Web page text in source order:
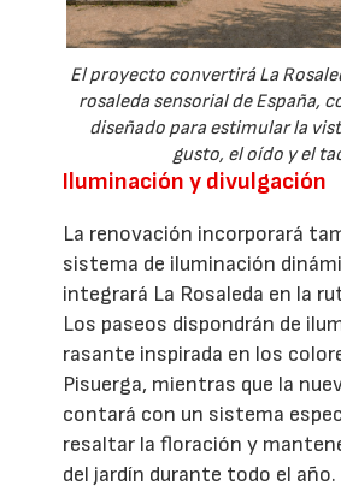
El proyecto convertirá La
rosaleda sensorial de España,
diseñado para estimular la
gusto, el oído y el
Iluminación y divulgación
La renovación incorporará
sistema de iluminación
integrará La Rosaleda en la
Los paseos dispondrán de
rasante inspirada en los
Pisuerga, mientras que la
contará con un sistema
resaltar la floración y
del jardín durante todo el año.